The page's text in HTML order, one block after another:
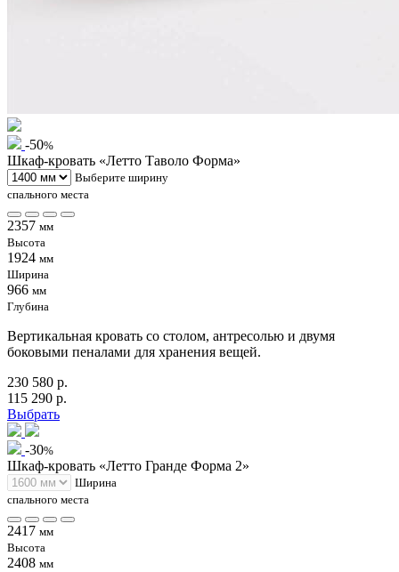
-50%
Шкаф-кровать «Летто Таволо Форма»
Выберите ширину
спального места
2357 мм
Высота
1924 мм
Ширина
966 мм
Глубина
Вертикальная кровать со столом, антресолью и двумя
боковыми пеналами для хранения вещей.
230 580 р.
115 290 р.
Выбрать
-30%
Шкаф-кровать «Летто Гранде Форма 2»
Ширина
спального места
2417 мм
Высота
2408 мм